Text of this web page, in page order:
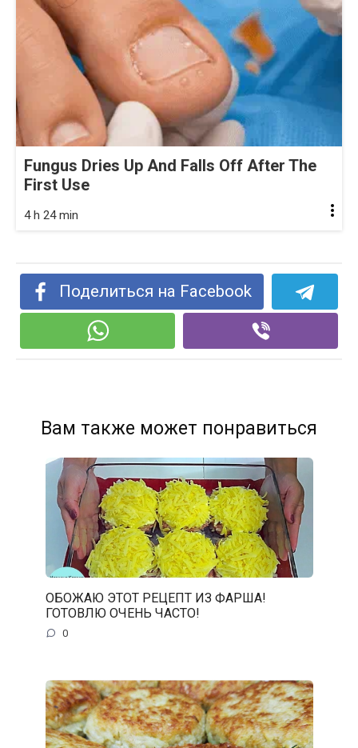
Fungus Dries Up And Falls Off After The
First Use
4 h 24 min
Поделиться на Facebook
Вам также может понравиться
ОБОЖАЮ ЭТОТ РЕЦЕПТ ИЗ ФАРША!
ГОТОВЛЮ ОЧЕНЬ ЧАСТО!
0